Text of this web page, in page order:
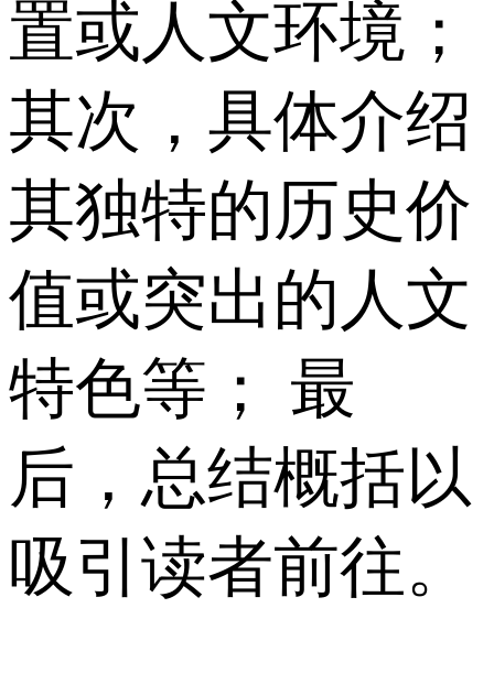
置或人文环境；
其次，具体介绍
其独特的历史价
值或突出的人文
特色等； 最
后，总结概括以
吸引读者前往。